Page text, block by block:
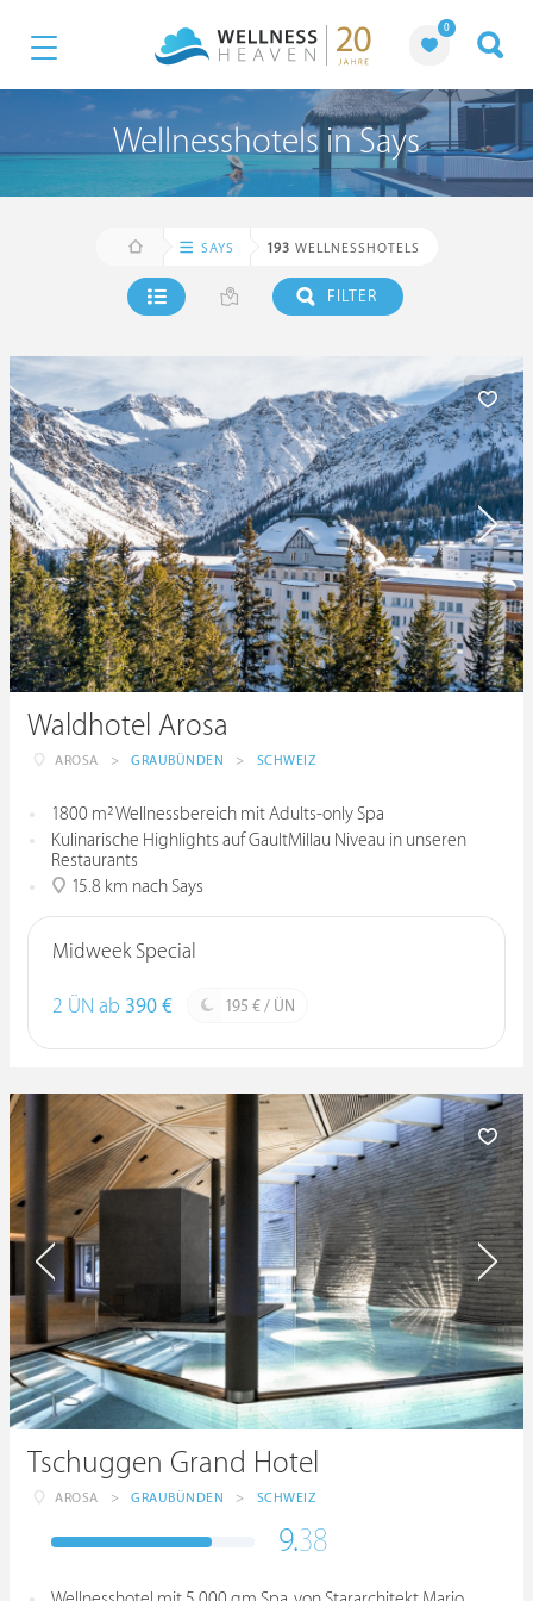
0
Wellnesshotels in Says
SAYS 193 WELLNESSHOTELS
FILTER
Waldhotel Arosa
AROSA > GRAUBÜNDEN > SCHWEIZ
1800 m² Wellnessbereich mit Adults-only Spa
Kulinarische Highlights auf GaultMillau Niveau in unseren
Restaurants
15.8 km nach Says
Midweek Special
2 ÜN ab 390 € 195 € / ÜN
Tschuggen Grand Hotel
AROSA > GRAUBÜNDEN > SCHWEIZ
9.38